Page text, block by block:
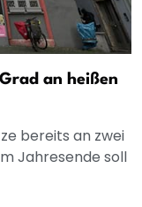
an heißen
bereits an zwei
Jahresende soll